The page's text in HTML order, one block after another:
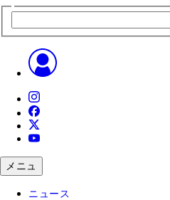
メニュ
ニュース